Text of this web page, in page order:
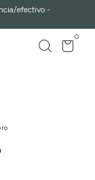
efectivo -
0